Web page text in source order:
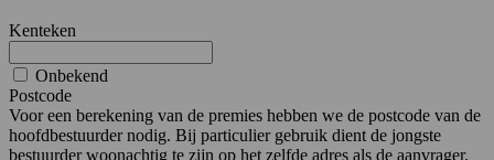
Kenteken
Onbekend
Postcode
Voor een berekening van de premies hebben we de postcode van de
hoofdbestuurder nodig. Bij particulier gebruik dient de jongste
bestuurder woonachtig te zijn op het zelfde adres als de aanvrager.